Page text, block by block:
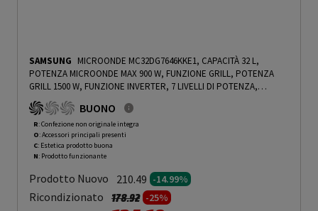
SAMSUNG MICROONDE MC32DG7646KKE1, CAPACITÀ 32 L,
POTENZA MICROONDE MAX 900 W, FUNZIONE GRILL, POTENZA
GRILL 1500 W, FUNZIONE INVERTER, 7 LIVELLI DI POTENZA,
FUNZIONE VAPORE, VETRO NERO - PRMG GRADING ROCN - 14.99%
-PRMG GRADING ROCN - 14.99%
BUONO
R: Confezione non originale integra
O: Accessori principali presenti
C: Estetica prodotto buona
N: Prodotto funzionante
Prodotto Nuovo 210.49 -14.99%
Ricondizionato Prezzo ridotto da
178.92a-25%